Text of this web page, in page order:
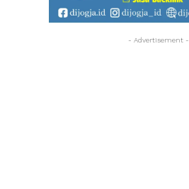
- Advertisement -